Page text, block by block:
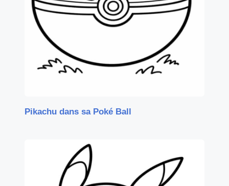
Pikachu dans sa Poké Ball